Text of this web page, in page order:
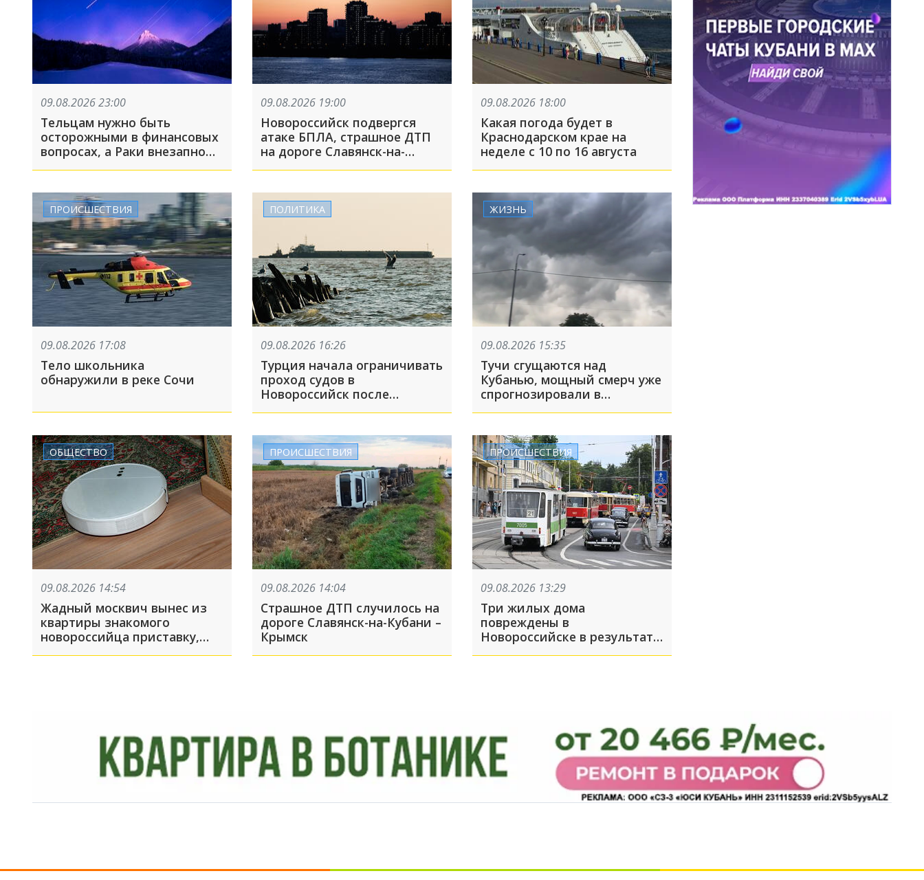
09.08.2026 23:00
Тельцам нужно быть
осторожными в финансовых
вопросах, а Раки внезапно
обогатятся
09.08.2026 19:00
Новороссийск подвергся
атаке БПЛА, страшное ДТП
на дороге Славянск-на-
Кубани – Крымск: ТОП-5 за 9
09.08.2026 18:00
Какая погода будет в
Краснодарском крае на
неделе с 10 по 16 августа
ПРОИСШЕСТВИЯ
09.08.2026 17:08
Тело школьника
обнаружили в реке Сочи
ПОЛИТИКА
09.08.2026 16:26
Турция начала ограничивать
проход судов в
Новороссийск после
участившихся атак на её
ЖИЗНЬ
09.08.2026 15:35
Тучи сгущаются над
Кубанью, мощный смерч уже
спрогнозировали в
Туапсинском округе
ОБЩЕСТВО
09.08.2026 14:54
Жадный москвич вынес из
квартиры знакомого
новороссийца приставку,
робот-пылесос и
ПРОИСШЕСТВИЯ
09.08.2026 14:04
Страшное ДТП случилось на
дороге Славянск-на-Кубани –
Крымск
ПРОИСШЕСТВИЯ
09.08.2026 13:29
Три жилых дома
повреждены в
Новороссийске в результате
атаки БПЛА